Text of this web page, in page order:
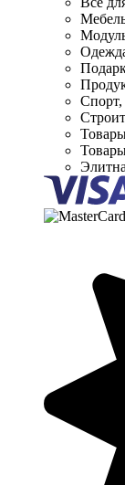
Спорт,